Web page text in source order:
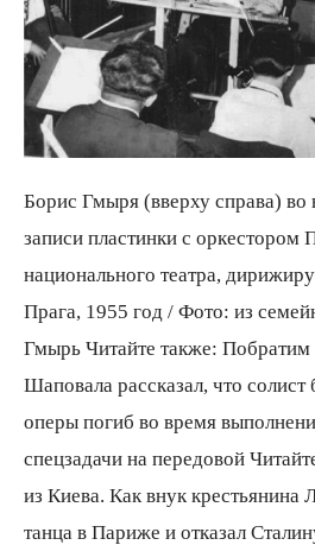
Борис Гмыря (вверху справа) во
записи пластинки с оркестором
национального театра,
Прага, 1955 год / Фото: из
Гмырь Читайте также: Побратим
Шаповала рассказал, что
оперы погиб во время
спецзадачи на передовой
из Киева. Как внук крестьянина
танца в Париже и отказал